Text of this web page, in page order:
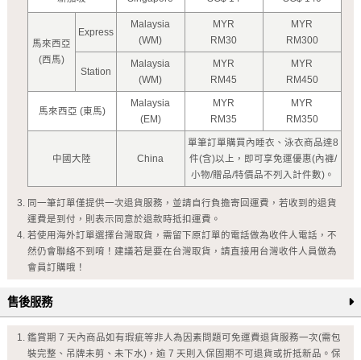
馬來西亞
(西馬)
Express
Malaysia
(WM)
MYR
RM30
MYR
RM300
Station
Malaysia
(WM)
MYR
RM45
MYR
RM450
馬來西亞 (東馬)
Malaysia
(EM)
MYR
RM35
MYR
RM350
中國大陸 China
單筆訂單購買內睡衣、泳衣商品達8
件(含)以上，即可享免運優惠(內褲/
小物/贈品/特價品不列入計件數)。
同一筆訂單僅提供一次退貨服務，並請自行負擔寄回運費，若收到的退貨
運費是到付，則表示同意於退款時抵扣運費。
若使用海外訂單選擇台灣取貨，需留下原訂單的電話做為收件人電話，不
然仍會聯絡不到唷！建議若是要在台灣取貨，請直接用台灣收件人員做為
會員訂購哦！
售後服務
鑑賞期 7 天內商品如有瑕疵等非人為因素問題可免運費退貨服務一次(需包
裝完整、吊牌未剪、未下水)，逾 7 天則入保固期不可退貨或折抵新品。保